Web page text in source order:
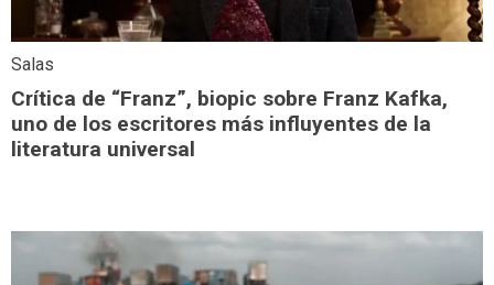
Salas
Crítica de “Franz”, biopic sobre Franz Kafka,
uno de los escritores más influyentes de la
literatura universal